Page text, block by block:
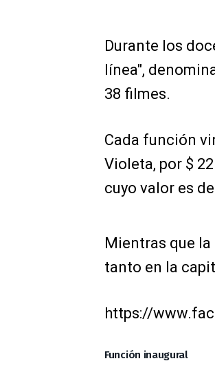
Durante los
línea",
38 filmes.
Cada función
Violeta, por $
cuyo valor es
Mientras que
tanto en la
https://
Función inaugural